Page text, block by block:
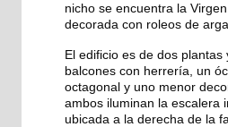
nicho se encuentra la
decorada con roleos de
El edificio es de dos plantas
balcones con herrería, un
octagonal y uno menor
ambos iluminan la escalera
ubicada a la derecha de la